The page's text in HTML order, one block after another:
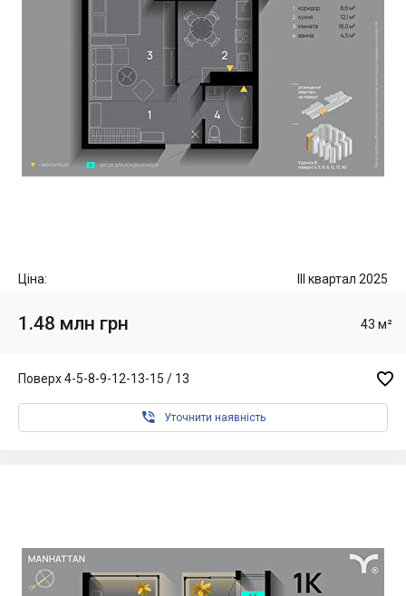
Ціна: III квартал 2025
1.48 млн грн 43 м²
Поверх 4-5-8-9-12-13-15 / 13 
 Уточнити наявність